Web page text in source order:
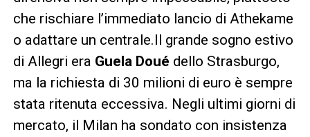
che rischiare l’immediato lancio di Athekame
o adattare un centrale.Il grande sogno estivo
di Allegri era Guela Doué dello Strasburgo,
ma la richiesta di 30 milioni di euro è sempre
stata ritenuta eccessiva. Negli ultimi giorni di
mercato, il Milan ha sondato con insistenza